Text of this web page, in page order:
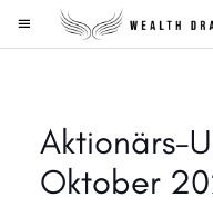
Aktionärs-
Oktober